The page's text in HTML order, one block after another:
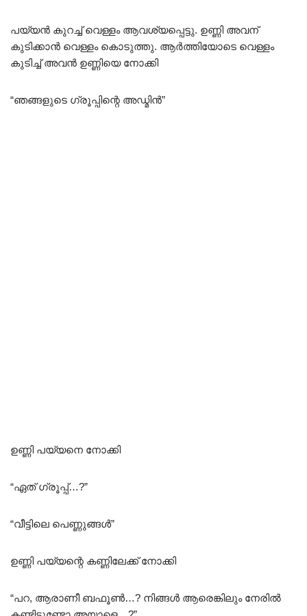
പയ്യൻ കുറച്ച് വെള്ളം ആവശ്യപ്പെട്ടു. ഉണ്ണി അവന്
കുടിക്കാൻ വെള്ളം കൊടുത്തു. ആർത്തിയോടെ വെള്ളം
കുടിച്ച് അവൻ ഉണ്ണിയെ നോക്കി
“ഞങ്ങളുടെ ഗ്രൂപ്പിന്റെ അഡ്മിൻ”
ഉണ്ണി പയ്യനെ നോക്കി
“ഏത് ഗ്രൂപ്പ്‌…?”
“വീട്ടിലെ പെണ്ണുങ്ങൾ”
ഉണ്ണി പയ്യന്റെ കണ്ണിലേക്ക് നോക്കി
“പറ, ആരാണീ ബഫൂൺ…? നിങ്ങൾ ആരെങ്കിലും നേരിൽ